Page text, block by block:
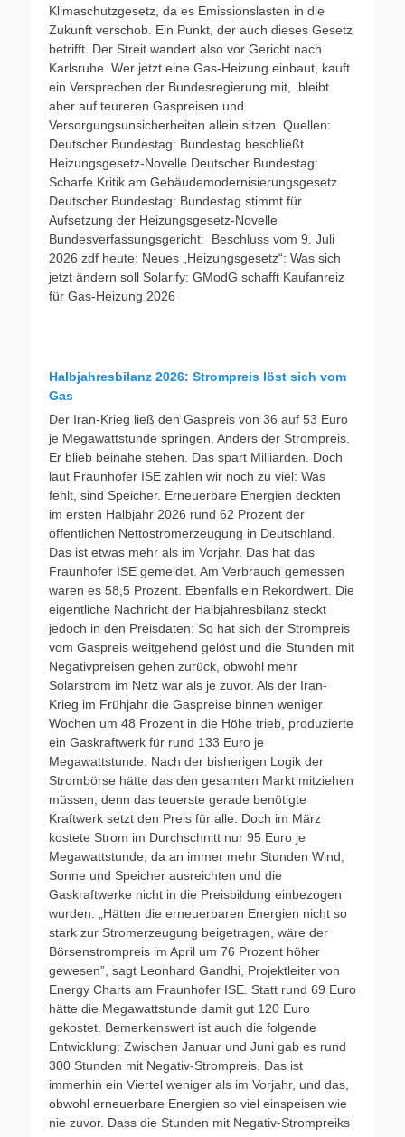
Klimaschutzgesetz, da es Emissionslasten in die
Zukunft verschob. Ein Punkt, der auch dieses Gesetz
betrifft. Der Streit wandert also vor Gericht nach
Karlsruhe. Wer jetzt eine Gas-Heizung einbaut, kauft
ein Versprechen der Bundesregierung mit, bleibt
aber auf teureren Gaspreisen und
Versorgungsunsicherheiten allein sitzen. Quellen:
Deutscher Bundestag: Bundestag beschließt
Heizungsgesetz-Novelle Deutscher Bundestag:
Scharfe Kritik am Gebäudemodernisierungsgesetz
Deutscher Bundestag: Bundestag stimmt für
Aufsetzung der Heizungsgesetz-Novelle
Bundesverfassungsgericht: Beschluss vom 9. Juli
2026 zdf heute: Neues „Heizungsgesetz“: Was sich
jetzt ändern soll Solarify: GModG schafft Kaufanreiz
für Gas-Heizung 2026
Halbjahresbilanz 2026: Strompreis löst sich vom
Gas
Der Iran-Krieg ließ den Gaspreis von 36 auf 53 Euro
je Megawattstunde springen. Anders der Strompreis.
Er blieb beinahe stehen. Das spart Milliarden. Doch
laut Fraunhofer ISE zahlen wir noch zu viel: Was
fehlt, sind Speicher. Erneuerbare Energien deckten
im ersten Halbjahr 2026 rund 62 Prozent der
öffentlichen Nettostromerzeugung in Deutschland.
Das ist etwas mehr als im Vorjahr. Das hat das
Fraunhofer ISE gemeldet. Am Verbrauch gemessen
waren es 58,5 Prozent. Ebenfalls ein Rekordwert. Die
eigentliche Nachricht der Halbjahresbilanz steckt
jedoch in den Preisdaten: So hat sich der Strompreis
vom Gaspreis weitgehend gelöst und die Stunden mit
Negativpreisen gehen zurück, obwohl mehr
Solarstrom im Netz war als je zuvor. Als der Iran-
Krieg im Frühjahr die Gaspreise binnen weniger
Wochen um 48 Prozent in die Höhe trieb, produzierte
ein Gaskraftwerk für rund 133 Euro je
Megawattstunde. Nach der bisherigen Logik der
Strombörse hätte das den gesamten Markt mitziehen
müssen, denn das teuerste gerade benötigte
Kraftwerk setzt den Preis für alle. Doch im März
kostete Strom im Durchschnitt nur 95 Euro je
Megawattstunde, da an immer mehr Stunden Wind,
Sonne und Speicher ausreichten und die
Gaskraftwerke nicht in die Preisbildung einbezogen
wurden. „Hätten die erneuerbaren Energien nicht so
stark zur Stromerzeugung beigetragen, wäre der
Börsenstrompreis im April um 76 Prozent höher
gewesen”, sagt Leonhard Gandhi, Projektleiter von
Energy Charts am Fraunhofer ISE. Statt rund 69 Euro
hätte die Megawattstunde damit gut 120 Euro
gekostet. Bemerkenswert ist auch die folgende
Entwicklung: Zwischen Januar und Juni gab es rund
300 Stunden mit Negativ-Strompreis. Das ist
immerhin ein Viertel weniger als im Vorjahr, und das,
obwohl erneuerbare Energien so viel einspeisen wie
nie zuvor. Dass die Stunden mit Negativ-Strompreiks